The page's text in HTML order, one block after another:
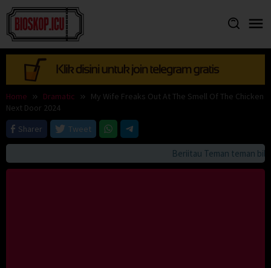
Skip
content
Home Dramatic
My Wife Freaks Out At The Smell Of The Chicken
Next Door 2024
Sharer
Tweet
Beriitau Teman teman bila